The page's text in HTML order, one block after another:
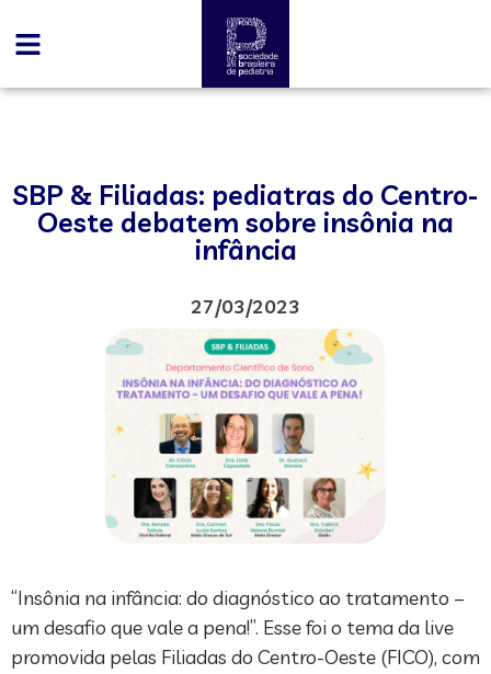
SBP & Filiadas: pediatras do Centro-
Oeste debatem sobre insônia na
infância
27/03/2023
“Insônia na infância: do diagnóstico ao tratamento –
um desafio que vale a pena!”. Esse foi o tema da live
promovida pelas Filiadas do Centro-Oeste (FICO), com